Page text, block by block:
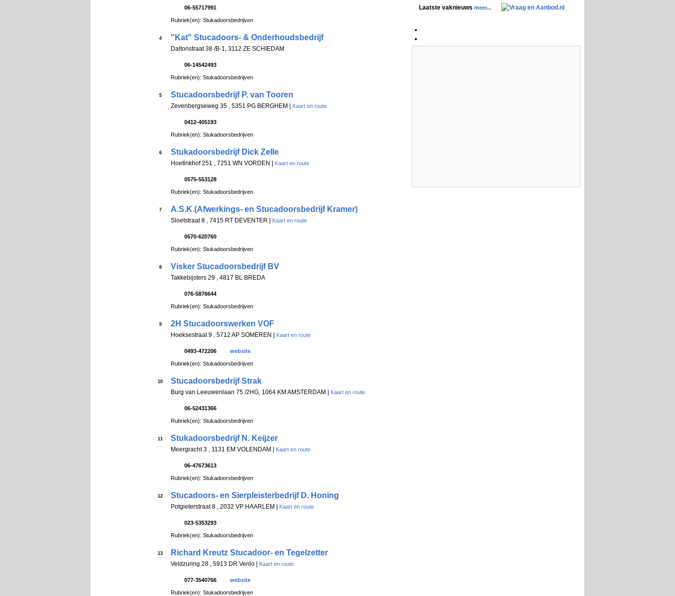
06-55717991
Rubriek(en): Stukadoorsbedrijven
4 "Kat" Stucadoors- & Onderhoudsbedrijf
Daltonstraat 38 /B-1, 3112 ZE SCHIEDAM
06-14542493
Rubriek(en): Stukadoorsbedrijven
5 Stucadoorsbedrijf P. van Tooren
Zevenbergseweg 35 , 5351 PG BERGHEM | Kaart en route
0412-405193
Rubriek(en): Stukadoorsbedrijven
6 Stukadoorsbedrijf Dick Zelle
Hoetinkhof 251 , 7251 WN VORDEN | Kaart en route
0575-553128
Rubriek(en): Stukadoorsbedrijven
7 A.S.K.(Afwerkings- en Stucadoorsbedrijf Kramer)
Sloetstraat 8 , 7415 RT DEVENTER | Kaart en route
0570-620760
Rubriek(en): Stukadoorsbedrijven
8 Visker Stucadoorsbedrijf BV
Takkebijsters 29 , 4817 BL BREDA
076-5876644
Rubriek(en): Stukadoorsbedrijven
9 2H Stucadoorswerken VOF
Hoeksestraat 9 , 5712 AP SOMEREN | Kaart en route
0493-472206 website
Rubriek(en): Stukadoorsbedrijven
10 Stucadoorsbedrijf Strak
Burg van Leeuwenlaan 75 /2HG, 1064 KM AMSTERDAM | Kaart en route
06-52431366
Rubriek(en): Stukadoorsbedrijven
11 Stukadoorsbedrijf N. Keijzer
Meergracht 3 , 1131 EM VOLENDAM | Kaart en route
06-47673613
Rubriek(en): Stukadoorsbedrijven
12 Stucadoors- en Sierpleisterbedrijf D. Honing
Potgieterstraat 8 , 2032 VP HAARLEM | Kaart en route
023-5353293
Rubriek(en): Stukadoorsbedrijven
13 Richard Kreutz Stucadoor- en Tegelzetter
Veldzuring 28 , 5913 DR Venlo | Kaart en route
077-3540766 website
Rubriek(en): Stukadoorsbedrijven
Laatste vaknieuws meer...